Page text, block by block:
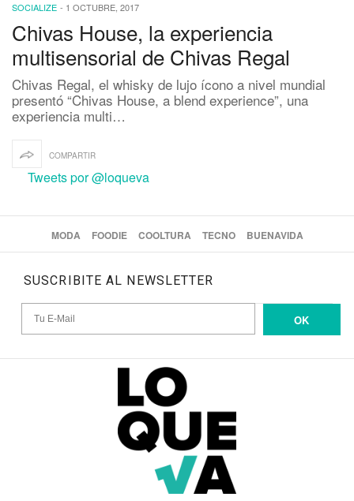
SOCIALIZE - 1 OCTUBRE, 2017
Chivas House, la experiencia
multisensorial de Chivas Regal
Chivas Regal, el whisky de lujo ícono a nivel mundial
presentó “Chivas House, a blend experience”, una
experiencia multi…
COMPARTIR
Tweets por @loqueva
MODA FOODIE COOLTURA TECNO BUENAVIDA
SUSCRIBITE AL NEWSLETTER
OK